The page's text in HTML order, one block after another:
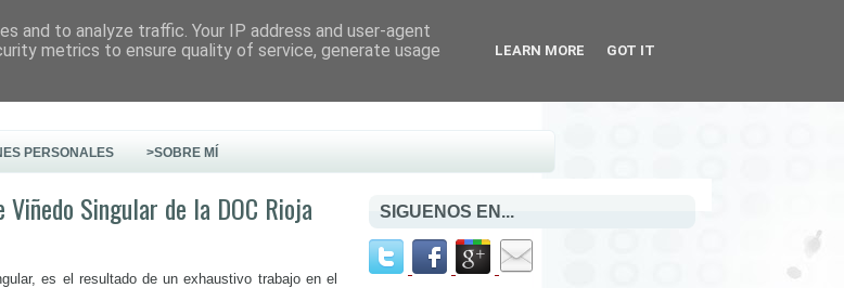
PERSONALES >SOBRE MÍ
Singular de la DOC Rioja
es el resultado de un exhaustivo trabajo en el
SIGUENOS EN...
and to analyze traffic. Your IP address and user-agent
metrics to ensure quality of service, generate usage
LEARN MORE GOT IT